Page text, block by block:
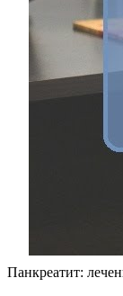
Панкреатит: